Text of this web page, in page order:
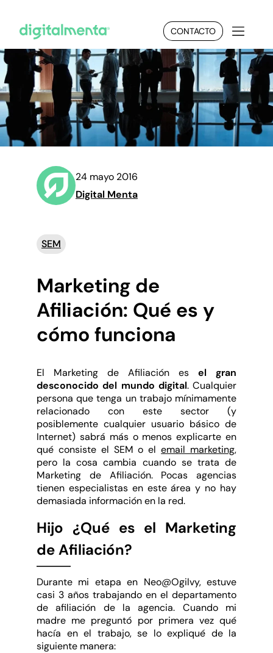
CONTACTO
24 mayo 2016
Digital Menta
SEM
Marketing de
Afiliación: Qué es y
cómo funciona
El Marketing de Afiliación es el gran
desconocido del mundo digital. Cualquier
persona que tenga un trabajo mínimamente
relacionado con este sector (y
posiblemente cualquier usuario básico de
Internet) sabrá más o menos explicarte en
qué consiste el SEM o elemail marketing,
pero la cosa cambia cuando se trata de
Marketing de Afiliación. Pocas agencias
tienen especialistas en este área y no hay
demasiada información en la red.
Hijo ¿Qué es el Marketing
de Afiliación?
Durante mi etapa en Neo@Ogilvy, estuve
casi 3 años trabajando en el departamento
de afiliación de la agencia. Cuando mi
madre me preguntó por primera vez qué
hacía en el trabajo, se lo expliqué de la
siguiente manera: